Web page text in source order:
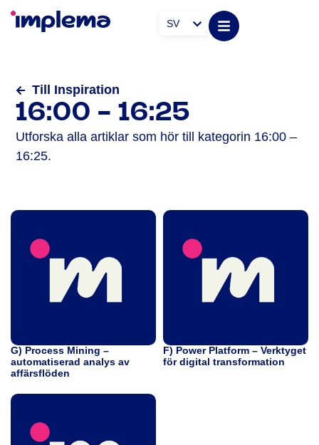
SV
Till Inspiration
16:00 - 16:25
Utforska alla artiklar som hör till kategorin 16:00 –
16:25.
G) Process Mining –
automatiserad analys av
affärsflöden
F) Power Platform – Verktyget
för digital transformation